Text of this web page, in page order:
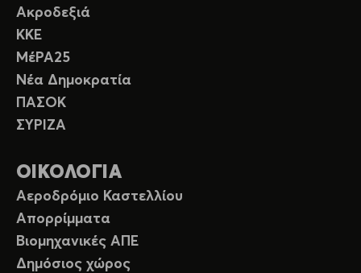
Ακροδεξιά
ΚΚΕ
ΜέΡΑ25
Νέα Δημοκρατία
ΠΑΣΟΚ
ΣΥΡΙΖΑ
ΟΙΚΟΛΟΓΙΑ
Αεροδρόμιο Καστελλίου
Απορρίμματα
Βιομηχανικές ΑΠΕ
Δημόσιος χώρος